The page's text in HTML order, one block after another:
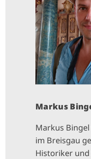
G
E
Markus
Markus
im Breisgau
Historiker